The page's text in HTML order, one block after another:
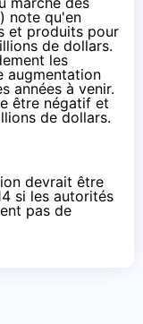
note qu'en
et produits pour
de dollars.
les
augmentation
années à venir.
être négatif et
de dollars.
devrait être
si les autorités
pas de